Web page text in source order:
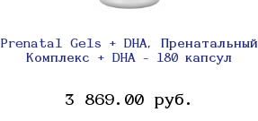
Prenatal Gels + DHA, Пренатальный
Комплекс + DHA - 180 капсул
3 869.00 руб.